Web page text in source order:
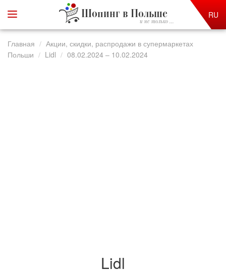
Шопинг в Польше
и не только ...
RU
Главная
Акции, скидки, распродажи в супермаркетах
Польши
Lidl 08.02.2024 – 10.02.2024
Lidl